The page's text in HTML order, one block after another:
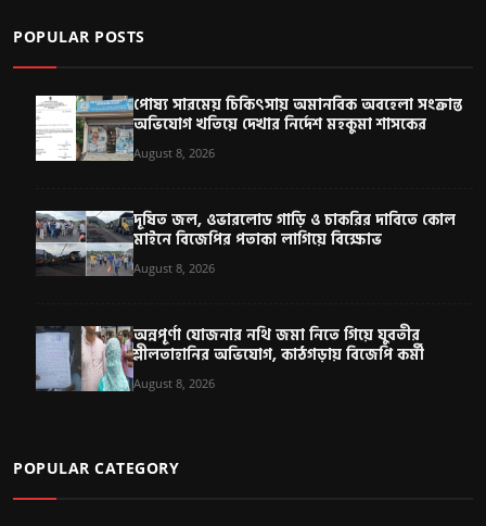
POPULAR POSTS
পোষ্য সারমেয় চিকিৎসায় অমানবিক অবহেলা সংক্রান্ত
অভিযোগ খতিয়ে দেখার নির্দেশ মহকুমা শাসকের
August 8, 2026
দূষিত জল, ওভারলোড গাড়ি ও চাকরির দাবিতে কোল
মাইনে বিজেপির পতাকা লাগিয়ে বিক্ষোভ
August 8, 2026
অন্নপূর্ণা যোজনার নথি জমা নিতে গিয়ে যুবতীর
শ্লীলতাহানির অভিযোগ, কাঠগড়ায় বিজেপি কর্মী
August 8, 2026
POPULAR CATEGORY